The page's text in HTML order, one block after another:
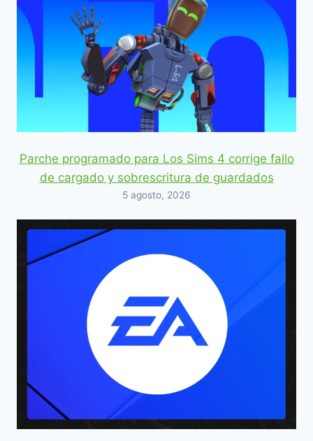
Parche programado para Los Sims 4 corrige fallo
de cargado y sobrescritura de guardados
5 agosto, 2026